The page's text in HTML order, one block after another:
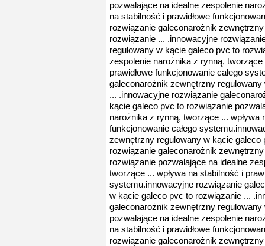
pozwalające na idealne zespolenie
na stabilność i prawidłowe
rozwiązanie galeconarożnik
rozwiązanie ... .innowacyjne
regulowany w kącie galeco pvc to
zespolenie narożnika z rynną, tworzące
prawidłowe funkcjonowanie całego
galeconarożnik zewnętrzny
... .innowacyjne rozwiązanie
kącie galeco pvc to rozwiązanie
narożnika z rynną, tworzące ... wpływa
funkcjonowanie całego
zewnętrzny regulowany w kącie
rozwiązanie galeconarożnik
rozwiązanie pozwalające na idealne
tworzące ... wpływa na stabilność i
systemu.innowacyjne rozwiązanie
w kącie galeco pvc to rozwiązanie ...
galeconarożnik zewnętrzny
pozwalające na idealne zespolenie
na stabilność i prawidłowe
rozwiązanie galeconarożnik